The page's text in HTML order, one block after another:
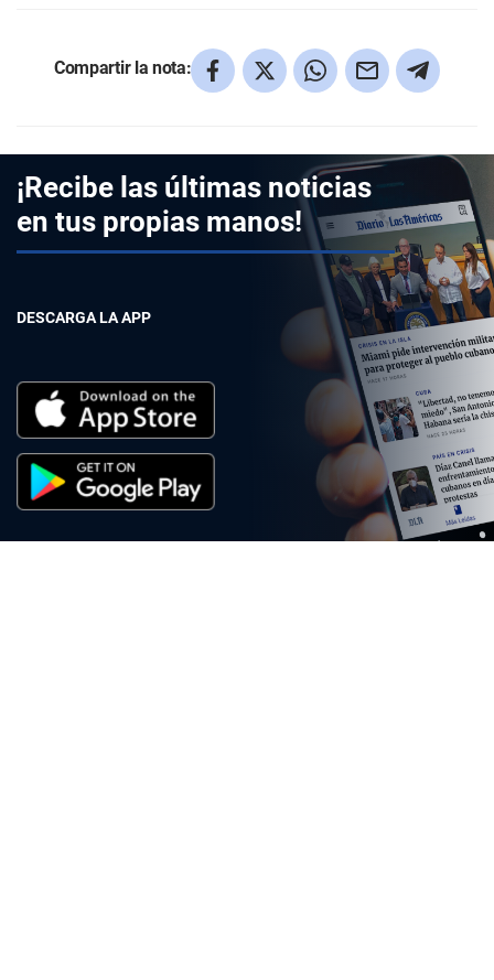
Compartir la nota:
¡Recibe las últimas noticias
en tus propias manos!
DESCARGA LA APP